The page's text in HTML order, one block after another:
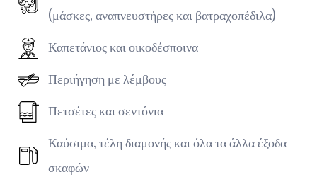
(μάσκες, αναπνευστήρες και βατραχοπέδιλα)
Καπετάνιος και οικοδέσποινα
Περιήγηση με λέμβους
Πετσέτες και σεντόνια
Καύσιμα, τέλη διαμονής και όλα τα άλλα έξοδα
σκαφών